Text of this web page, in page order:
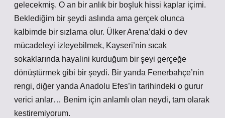
gelecekmiş. O an bir anlık bir boşluk hissi kaplar içimi.
Beklediğim bir şeydi aslında ama gerçek olunca
kalbimde bir sızlama olur. Ülker Arena’daki o dev
mücadeleyi izleyebilmek, Kayseri’nin sıcak
sokaklarında hayalini kurduğum bir şeyi gerçeğe
dönüştürmek gibi bir şeydi. Bir yanda Fenerbahçe’nin
rengi, diğer yanda Anadolu Efes’in tarihindeki o gurur
verici anlar… Benim için anlamlı olan neydi, tam olarak
kestiremiyorum.